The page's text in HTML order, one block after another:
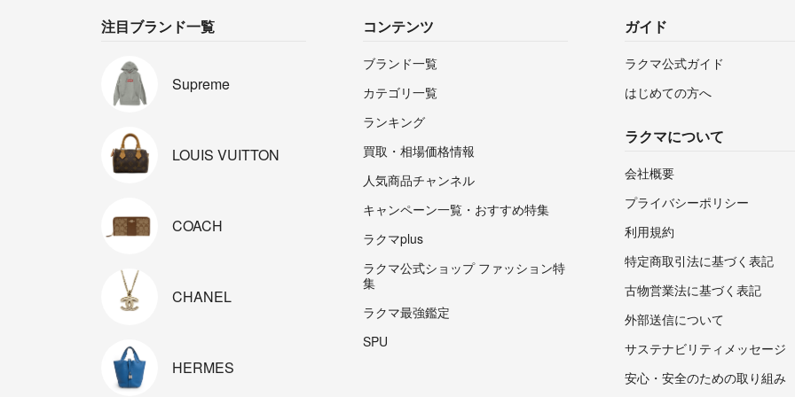
注目ブランド一覧
Supreme
LOUIS VUITTON
COACH
CHANEL
HERMES
コンテンツ
ブランド一覧
カテゴリ一覧
ランキング
買取・相場価格情報
人気商品チャンネル
キャンペーン一覧・おすすめ特集
ラクマplus
ラクマ公式ショップ ファッション特
集
ラクマ最強鑑定
SPU
ガイド
ラクマ公式ガイド
はじめての方へ
ラクマについて
会社概要
プライバシーポリシー
利用規約
特定商取引法に基づく表記
古物営業法に基づく表記
外部送信について
サステナビリティメッセージ
安心・安全のための取り組み